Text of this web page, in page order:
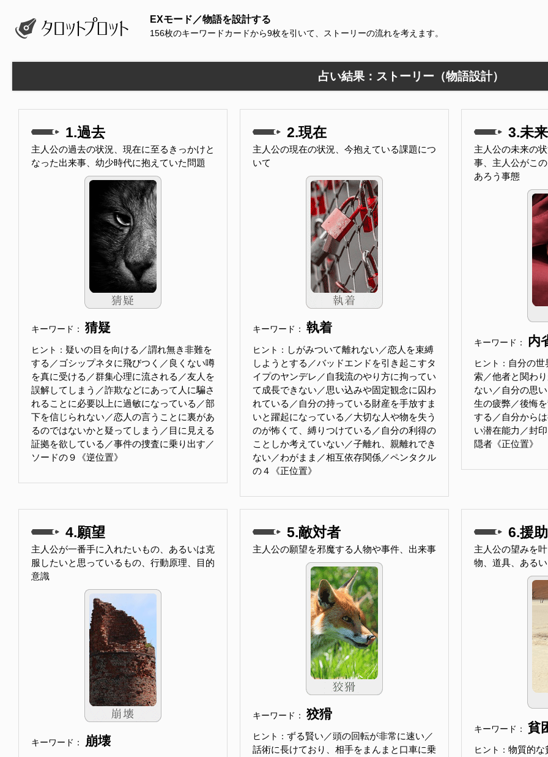
EXモード／物語を設計する
156枚のキーワードカードから9枚を引いて、ストーリーの流れを考えます。
占い結果：ストーリー（物語設計）
1.過去
主人公の過去の状況、現在に至るきっかけと
なった出来事、幼少時代に抱えていた問題
キーワード： 猜疑
ヒント： 疑いの目を向ける／謂れ無き非難を
する／ゴシップネタに飛びつく／良くない噂
を真に受ける／群集心理に流される／友人を
誤解してしまう／詐欺などにあって人に騙さ
れることに必要以上に過敏になっている／部
下を信じられない／恋人の言うことに裏があ
るのではないかと疑ってしまう／目に見える
証拠を欲している／事件の捜査に乗り出す／
ソードの９《逆位置》
2.現在
主人公の現在の状況、今抱えている課題につ
いて
キーワード： 執着
ヒント： しがみついて離れない／恋人を束縛
しようとする／バッドエンドを引き起こすタ
イプのヤンデレ／自我流のやり方に拘ってい
て成長できない／思い込みや固定観念に囚わ
れている／自分の持っている財産を手放すま
いと躍起になっている／大切な人や物を失う
のが怖くて、縛りつけている／自分の利得の
ことしか考えていない／子離れ、親離れでき
ない／わがまま／相互依存関係／ペンタクル
の４《正位置》
3.未来
主人公の未来の
事、主人公がこ
あろう事態
キーワード： 内
ヒント： 自分の
索／他者と関わ
ない／自分の思
生の疲弊／後悔
する／自分から
い潜在能力／封
隠者《正位置》
4.願望
主人公が一番手に入れたいもの、あるいは克
服したいと思っているもの、行動原理、目的
意識
キーワード： 崩壊
5.敵対者
主人公の願望を邪魔する人物や事件、出来事
キーワード： 狡猾
ヒント： ずる賢い／頭の回転が非常に速い／
話術に長けており、相手をまんまと口車に乗
6.援
主人公の望みを
物、道具、ある
キーワード： 貧
ヒント： 物質的な